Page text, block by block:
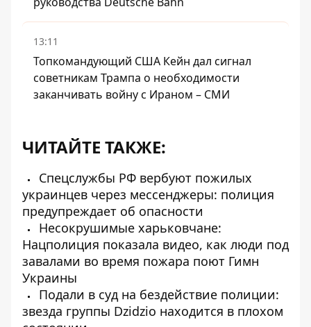
13:11
Топкомандующий США Кейн дал сигнал
советникам Трампа о необходимости
заканчивать войну с Ираном – СМИ
ЧИТАЙТЕ ТАКЖЕ:
Спецслужбы РФ вербуют пожилых
украинцев через мессенджеры: полиция
предупреждает об опасности
Несокрушимые харьковчане:
Нацполиция показала видео, как люди под
завалами во время пожара поют Гимн
Украины
Подали в суд на бездействие полиции:
звезда группы Dzidzio находится в плохом